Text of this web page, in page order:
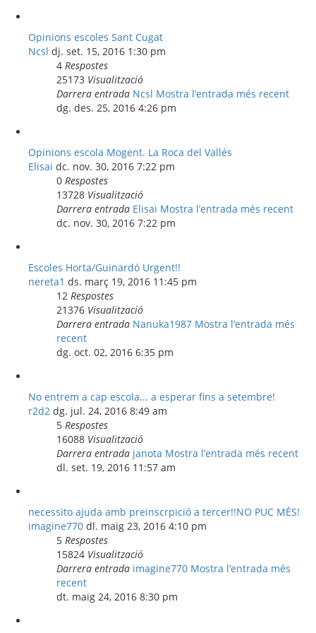
Opinions escoles Sant Cugat
Ncsl dj. set. 15, 2016 1:30 pm
4 Respostes
25173 Visualització
Darrera entrada Ncsl Mostra l’entrada més recent
dg. des. 25, 2016 4:26 pm
Opinions escola Mogent. La Roca del Vallés
Elisai dc. nov. 30, 2016 7:22 pm
0 Respostes
13728 Visualització
Darrera entrada Elisai Mostra l’entrada més recent
dc. nov. 30, 2016 7:22 pm
Escoles Horta/Guinardó Urgent!!
nereta1 ds. març 19, 2016 11:45 pm
12 Respostes
21376 Visualització
Darrera entrada Nanuka1987 Mostra l’entrada més
recent
dg. oct. 02, 2016 6:35 pm
No entrem a cap escola... a esperar fins a setembre!
r2d2 dg. jul. 24, 2016 8:49 am
5 Respostes
16088 Visualització
Darrera entrada janota Mostra l’entrada més recent
dl. set. 19, 2016 11:57 am
necessito ajuda amb preinscrpició a tercer!!NO PUC MÉS!
imagine770 dl. maig 23, 2016 4:10 pm
5 Respostes
15824 Visualització
Darrera entrada imagine770 Mostra l’entrada més
recent
dt. maig 24, 2016 8:30 pm